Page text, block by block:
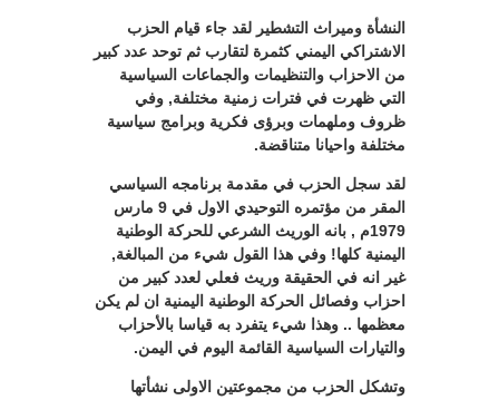
النشأة وميراث التشطير لقد جاء قيام الحزب
الاشتراكي اليمني كثمرة لتقارب ثم توحد عدد كبير
من الاحزاب والتنظيمات والجماعات السياسية
التي ظهرت في فترات زمنية مختلفة, وفي
ظروف وملهمات وبرؤى فكرية وبرامج سياسية
مختلفة واحيانا متناقضة.
لقد سجل الحزب في مقدمة برنامجه السياسي
المقر من مؤتمره التوحيدي الاول في 9 مارس
1979م , بانه الوريث الشرعي للحركة الوطنية
اليمنية كلها! وفي هذا القول شيء من المبالغة,
غير انه في الحقيقة وريث فعلي لعدد كبير من
احزاب وفصائل الحركة الوطنية اليمنية ان لم يكن
معظمها .. وهذا شيء يتفرد به قياسا بالأحزاب
والتيارات السياسية القائمة اليوم في اليمن.
وتشكل الحزب من مجموعتين الاولى نشأتها